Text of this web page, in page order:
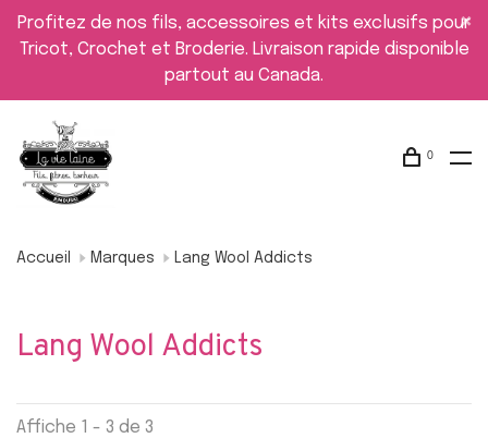
Profitez de nos fils, accessoires et kits exclusifs pour
Tricot, Crochet et Broderie. Livraison rapide disponible
partout au Canada.
0
Accueil Marques Lang Wool Addicts
Lang Wool Addicts
Affiche 1 - 3 de 3